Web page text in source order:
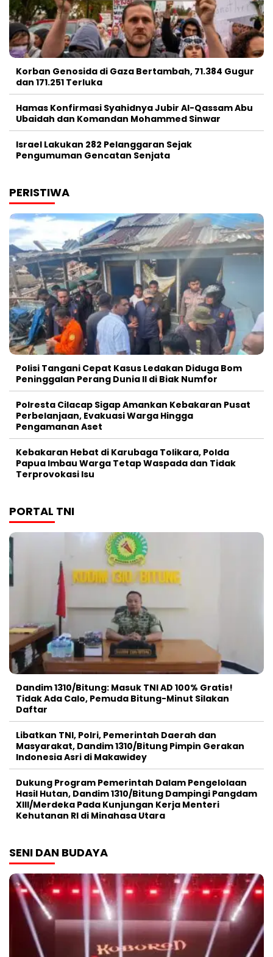
Korban Genosida di Gaza Bertambah, 71.384 Gugur
dan 171.251 Terluka
Hamas Konfirmasi Syahidnya Jubir Al-Qassam Abu
Ubaidah dan Komandan Mohammed Sinwar
Israel Lakukan 282 Pelanggaran Sejak
Pengumuman Gencatan Senjata
PERISTIWA
Polisi Tangani Cepat Kasus Ledakan Diduga Bom
Peninggalan Perang Dunia II di Biak Numfor
Polresta Cilacap Sigap Amankan Kebakaran Pusat
Perbelanjaan, Evakuasi Warga Hingga
Pengamanan Aset
Kebakaran Hebat di Karubaga Tolikara, Polda
Papua Imbau Warga Tetap Waspada dan Tidak
Terprovokasi Isu
PORTAL TNI
Dandim 1310/Bitung: Masuk TNI AD 100% Gratis!
Tidak Ada Calo, Pemuda Bitung-Minut Silakan
Daftar
Libatkan TNI, Polri, Pemerintah Daerah dan
Masyarakat, Dandim 1310/Bitung Pimpin Gerakan
Indonesia Asri di Makawidey
Dukung Program Pemerintah Dalam Pengelolaan
Hasil Hutan, Dandim 1310/Bitung Dampingi Pangdam
XIII/Merdeka Pada Kunjungan Kerja Menteri
Kehutanan RI di Minahasa Utara
SENI DAN BUDAYA